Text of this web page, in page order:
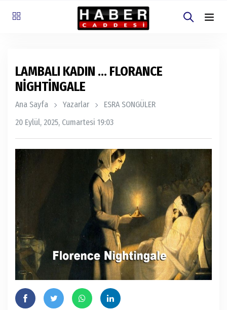
LAMBALI KADIN … FLORANCE
NİGHTİNGALE
Ana Sayfa Yazarlar
ESRA SONGÜLER
20 Eylül, 2025, Cumartesi 19:03